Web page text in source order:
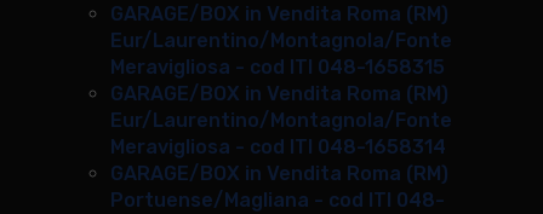
GARAGE/BOX in Vendita Roma (RM)
Eur/Laurentino/Montagnola/Fonte
Meravigliosa - cod ITI 048-1658315
GARAGE/BOX in Vendita Roma (RM)
Eur/Laurentino/Montagnola/Fonte
Meravigliosa - cod ITI 048-1658314
GARAGE/BOX in Vendita Roma (RM)
Portuense/Magliana - cod ITI 048-